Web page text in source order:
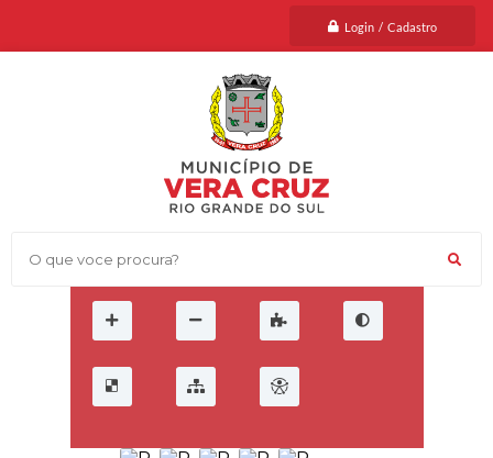
Login / Cadastro
O que voce procura?